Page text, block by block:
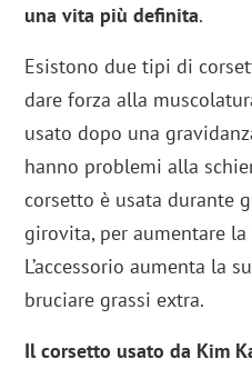
una vita più definita.
Esistono due tipi di
dare forza alla
usato dopo una
hanno problemi alla
corsetto è usata durante
girovita, per aumentare
L’accessorio aumenta la
bruciare grassi extra.
Il corsetto usato da Kim